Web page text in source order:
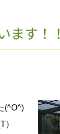
す！！
(^O^)